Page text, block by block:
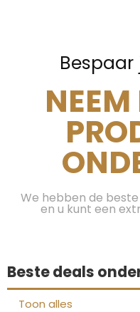
NEEM
We hebben de
en u kunt een
Beste deals
Toon alles